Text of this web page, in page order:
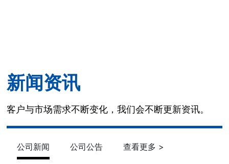
新闻资讯
客户与市场需求不断变化，我们会不断更新资讯。
公司新闻 公司公告 查看更多 >